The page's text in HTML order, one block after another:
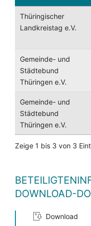
Thüringischer
Landkreistag e.V.
Gemeinde- und
Städtebund
Thüringen e.V.
Gemeinde- und
Städtebund
Thüringen e.V.
Zeige 1 bis 3 von 3
DOWNLOAD-
Download